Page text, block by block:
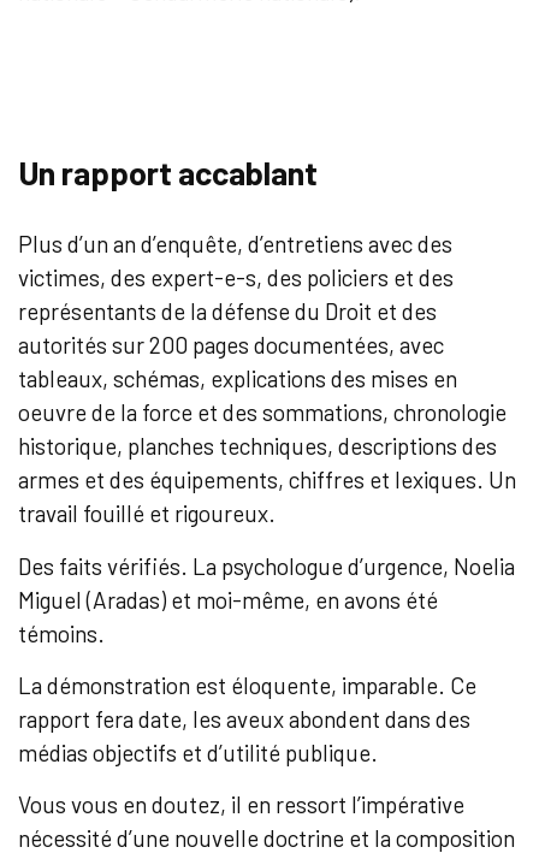
Un rapport accablant
Plus d’un an d’enquête, d’entretiens avec des
victimes, des expert-e-s, des policiers et des
représentants de la défense du Droit et des
autorités sur 200 pages documentées, avec
tableaux, schémas, explications des mises en
oeuvre de la force et des sommations, chronologie
historique, planches techniques, descriptions des
armes et des équipements, chiffres et lexiques. Un
travail fouillé et rigoureux.
Des faits vérifiés. La psychologue d’urgence, Noelia
Miguel (Aradas) et moi-même, en avons été
témoins.
La démonstration est éloquente, imparable. Ce
rapport fera date, les aveux abondent dans des
médias objectifs et d’utilité publique.
Vous vous en doutez, il en ressort l’impérative
nécessité d’une nouvelle doctrine et la composition